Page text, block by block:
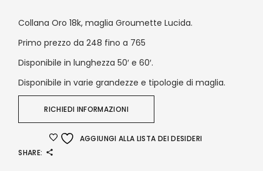
Collana Oro 18k, maglia Groumette Lucida.
Primo prezzo da 248 fino a 765
Disponibile in lunghezza 50′ e 60′.
Disponibile in varie grandezze e tipologie di maglia.
RICHIEDI INFORMAZIONI
AGGIUNGI ALLA LISTA DEI DESIDERI
SHARE: